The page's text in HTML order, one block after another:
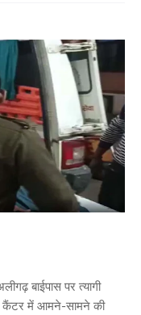
बाईपास पर त्यागी
कैंटर में आमने-सामने की